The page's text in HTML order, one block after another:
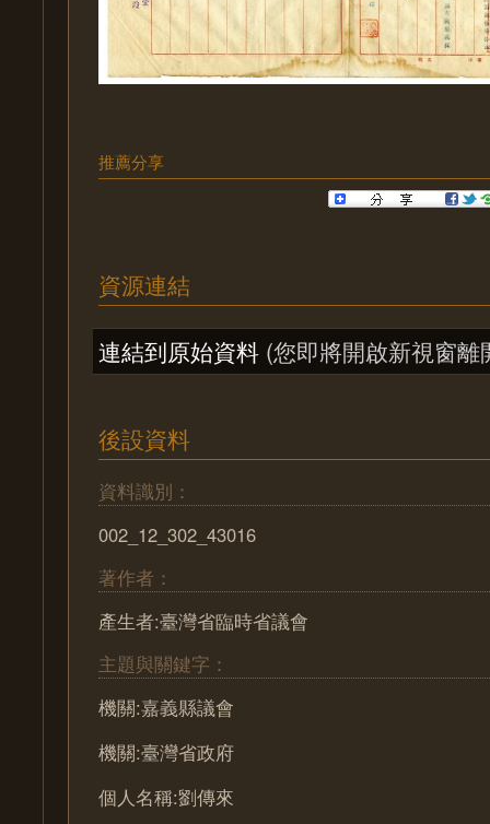
推薦分享
資源連結
連結到原始資料 (您即將開啟新視窗離
後設資料
資料識別：
002_12_302_43016
著作者：
產生者:臺灣省臨時省議會
主題與關鍵字：
機關:嘉義縣議會
機關:臺灣省政府
個人名稱:劉傳來